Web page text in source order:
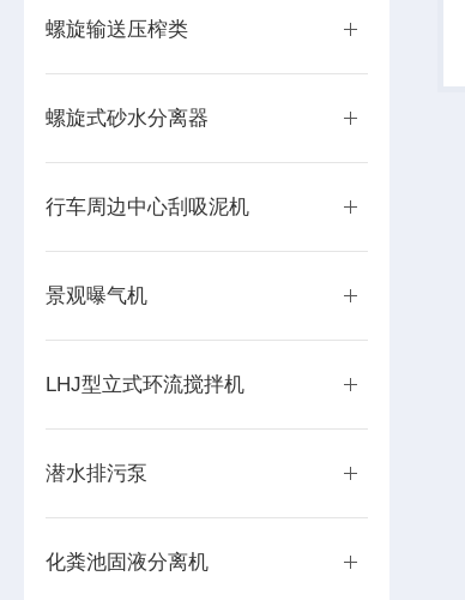
螺旋输送压榨类
螺旋式砂水分离器
行车周边中心刮吸泥机
景观曝气机
LHJ型立式环流搅拌机
潜水排污泵
化粪池固液分离机